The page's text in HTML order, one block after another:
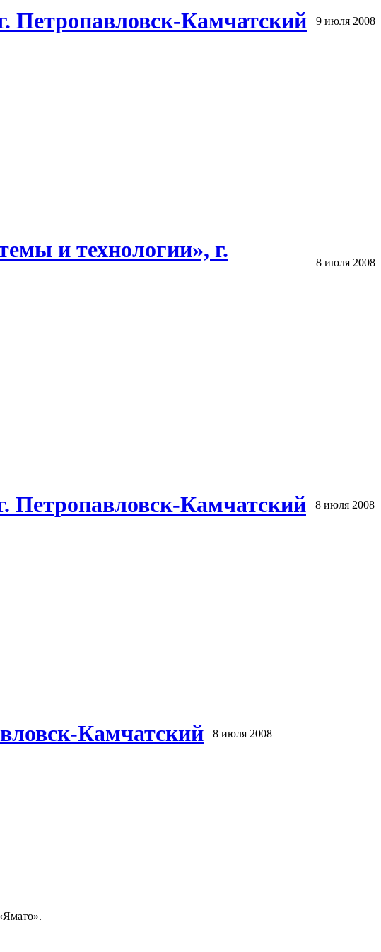
Петропавловск-Камчатский 9 июля 2008
и технологии», г.
8 июля 2008
Петропавловск-Камчатский 8 июля 2008
Камчатский 8 июля 2008